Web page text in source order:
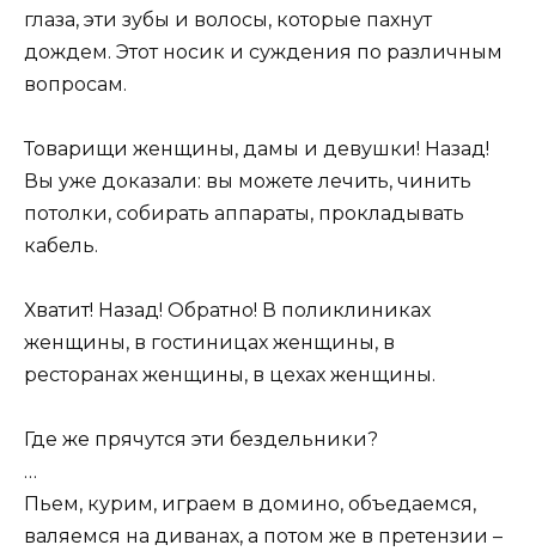
глаза, эти зубы и волосы, которые пахнут
дождем. Этот носик и суждения по различным
вопросам.
Товарищи женщины, дамы и девушки! Назад!
Вы уже доказали: вы можете лечить, чинить
потолки, собирать аппараты, прокладывать
кабель.
Хватит! Назад! Обратно! В поликлиниках
женщины, в гостиницах женщины, в
ресторанах женщины, в цехах женщины.
Где же прячутся эти бездельники?
…
Пьем, курим, играем в домино, объедаемся,
валяемся на диванах, а потом же в претензии –